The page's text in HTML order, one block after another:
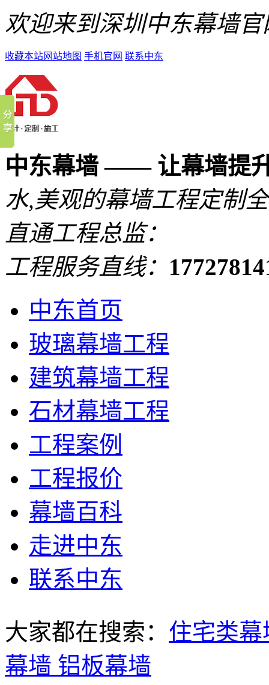
欢迎来到深圳中东幕墙官
收藏本站网站地图 手机官网 联系中东
中东幕墙 —— 让幕墙提
水,美观的幕墙工程定制
直通工程总监：
工程服务直线：
中东首页
玻璃幕墙工程
建筑幕墙工程
石材幕墙工程
工程案例
工程报价
幕墙百科
走进中东
联系中东
大家都在搜索： 住宅类幕
幕墙 铝板幕墙